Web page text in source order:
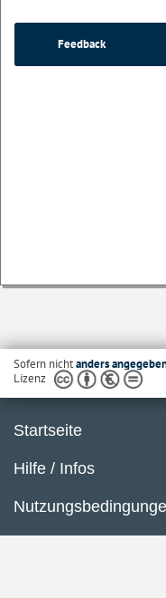
Feedback
Sofern nichtanders
Lizenz
Startseite
Hilfe / Infos